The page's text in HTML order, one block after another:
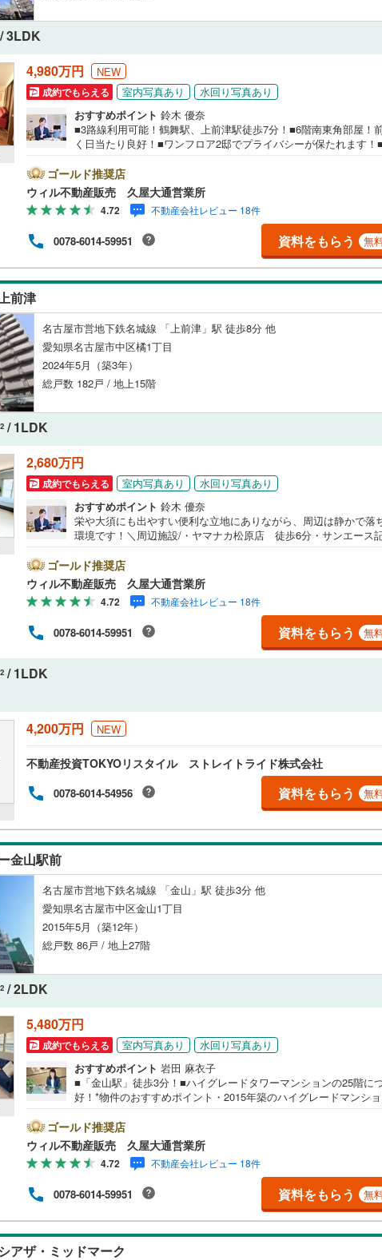
/ 3LDK
4,980万円 NEW
成約でもらえる 室内写真あり
水回り写真あり
おすすめポイント 鈴木 優奈
■3路線利用可能！鶴舞駅、上前津駅徒歩7分！■6階南東角部屋！
く日当たり良好！■ワンフロア2邸でプライバシーが保たれます！
7分、JR線「鶴舞」駅徒歩9分・鶴舞線・名城線「上前津」駅徒歩7
カつるまい店 徒歩2分！・サンエース記念橋店 徒歩5分！■■定
7時まで営業！当社は定休日なしで朝10時から夜7時まで営業して
前にご希望いただけましたら、時間外のご対応も可能です。お気
ゴールド推奨店
ウィル不動産販売 久屋大通営業所
4.72 不動産会社レビュー 18件
0078-6014-59951 資料をもらう 無
前津
名古屋市営地下鉄名城線 「上前津」駅 徒歩8分 他
愛知県名古屋市中区橘1丁目
2024年5月（築3年）
総戸数 182戸 / 地上15階
2 / 1LDK
2,680万円
成約でもらえる 室内写真あり
水回り写真あり
おすすめポイント 鈴木 優奈
栄や大須にも出やすい便利な立地にありながら、周辺は静かで落
環境です！＼周辺施設/・ヤマナカ松原店 徒歩6分・サンエー
園 徒歩12分・久屋大通公園 徒歩17分■■定休日なし！夜7時まで
は定休日なしで朝10時から夜7時まで営業しております。事前にご
ましたら、時間外のご対応も可能です。お気軽にご相談ください！
ゴールド推奨店
ウィル不動産販売 久屋大通営業所
4.72 不動産会社レビュー 18件
0078-6014-59951 資料をもらう 無
2 / 1LDK
4,200万円 NEW
不動産投資TOKYOリスタイル ストレイトライド株式会社
0078-6014-54956 資料をもらう 無
金山駅前
名古屋市営地下鉄名城線 「金山」駅 徒歩3分 他
愛知県名古屋市中区金山1丁目
2015年5月（築12年）
総戸数 86戸 / 地上27階
2 / 2LDK
5,480万円
成約でもらえる 室内写真あり
水回り写真あり
おすすめポイント 岩田 麻衣子
■「金山駅」徒歩3分！■ハイグレードタワーマンションの25階に
好！*物件のおすすめポイント・2015年築のハイグレードマンシ
り）・25階部分のため遮蔽物がなく、大変抜けた眺望を楽しめま
約18.1帖でゆとりあり！・バルコニーにはLDK、各居室からアクセ
日の家事の効率が上がります！*周辺施設充実・正木小学校 徒歩8
中学校 徒歩10分・イオン金山店 徒歩3分・アスナル金山 徒歩2
ゴールド推奨店
ウィル不動産販売 久屋大通営業所
4.72 不動産会社レビュー 18件
0078-6014-59951 資料をもらう 無
アザ・ミッドマーク
愛西市 (0)
弥富市(0) みよし市
長久手市(12) 愛知郡東郷町(0)
)
海部郡蟹江町
(1 )
知多郡東浦町 (0)
知多郡武豊町( 額田郡幸田町(0 )
北設楽郡東栄町(0) 北設楽郡豊根村(0)
（5）
立地
最寄りの駅が始発駅（0） 海まで2km以内（ 0
共用施設
コンシェルジュサービス（2
設備
床暖房（23） オール電化（0）
間取り、居室全体
バリアフリー住宅
LD
リビングダイニング15畳以上
（5）
キッチン
独立型キッチン（1） 対面キッチン（13
浴室
浴室乾燥機あり（ 41）
バルコニー、庭
収納
ウォークインクローゼット
（9）
販売、価格、契約、入居関連など
即入居可能（1）
オンライン対応
オンライン内見(相談)可
オンライン対応とは？